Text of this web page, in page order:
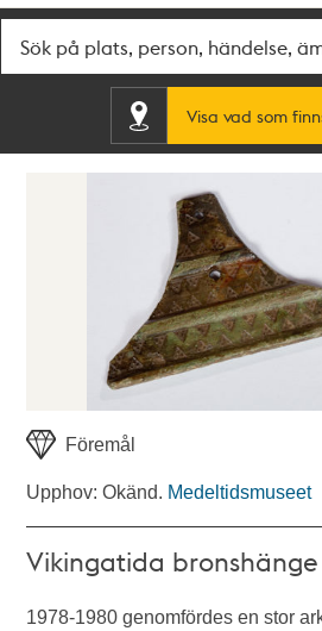
Visa vad som
Föremål
Upphov: Okänd. Medeltidsmuseet
Vikingatida bronshänge
1978-1980 genomfördes en stor